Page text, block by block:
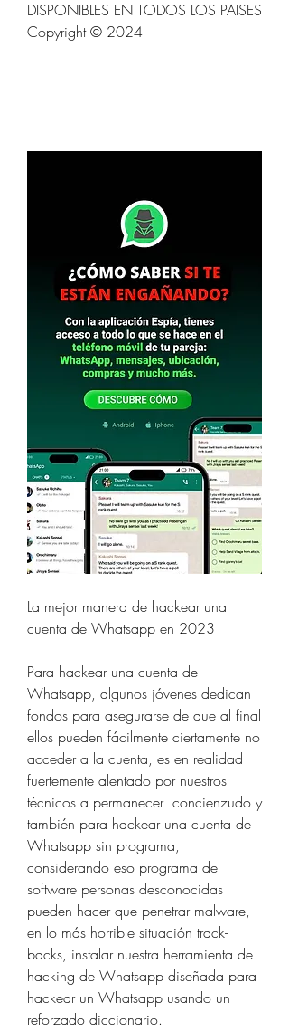
DISPONIBLES EN TODOS LOS PAISES
Copyright © 2024
La mejor manera de hackear una
cuenta de Whatsapp en 2023
Para hackear una cuenta de
Whatsapp, algunos jóvenes dedican
fondos para asegurarse de que al final
ellos pueden fácilmente ciertamente no
acceder a la cuenta, es en realidad
fuertemente alentado por nuestros
técnicos a permanecer  concienzudo y
también para hackear una cuenta de
Whatsapp sin programa,
considerando eso programa de
software personas desconocidas
pueden hacer que penetrar malware,
en lo más horrible situación track-
backs, instalar nuestra herramienta de
hacking de Whatsapp diseñada para
hackear un Whatsapp usando un
reforzado diccionario.